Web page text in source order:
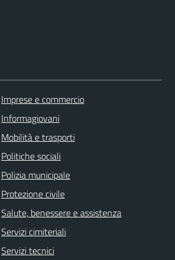
Imprese e commercio
Informagiovani
Mobilità e trasporti
Politiche sociali
Polizia municipale
Protezione civile
Salute, benessere e assistenza
Servizi cimiteriali
Servizi tecnici